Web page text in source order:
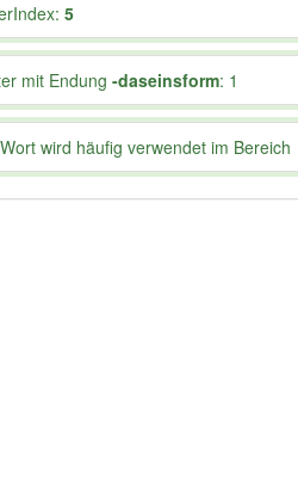
5
mit Endung -daseinsform: 1
wird häufig verwendet im Bereich